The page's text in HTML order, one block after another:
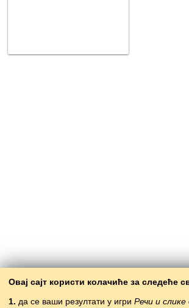
Овај сајт користи колачиће за следеће
1. да се ваши резултати у игри Речи и слике